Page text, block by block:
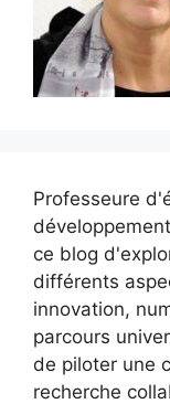
Professeure
ce blog
différents
innovation,
parcours
de piloter une
recherche